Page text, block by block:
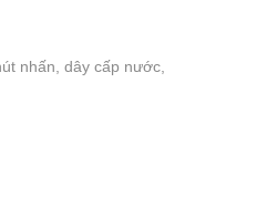
nhấn, dây cấp nước,